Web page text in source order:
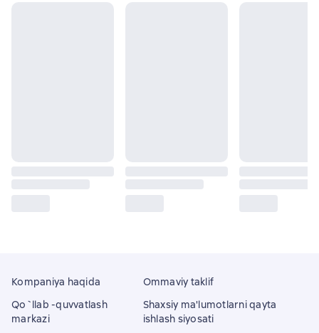
Kompaniya haqida
Qo`llab -quvvatlash
markazi
Ommaviy taklif
Shaxsiy ma'lumotlarni qayta
ishlash siyosati